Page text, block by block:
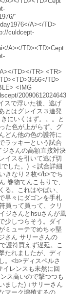
"
A></TD>
culdcept-
A></TD><TD>Cept
TD></TR> <TR>
TD>
<IMG
20090612024643
スで浮いた後、逃げ
とはグレイス３連発
にいくはず。。。と
た色が上がらず、グ
どん他の色の護符に
ラッキーという試合
さんの高額直接対決
イスを引いて逃げ切
した。) ＜試合詳細
きなり２枚</b>でち
巻物てんこもりで、
る。これはやばい、
早々にダゴンを手札
買って買って、クリ
ジさんとhsuさんが風
少しつらそう。ダイ
ミューテでめちゃ堅
さん サリーさんの
護符買えず遅延。こ
たれましたが、ディ
。<b>ディスペルさ
イレンスも未然に回
ス高いので撃つつも
ました) ↓サリーさん
マーク増殖するの